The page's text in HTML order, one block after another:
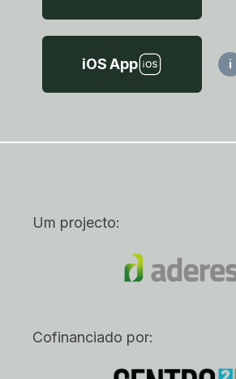
iOS App i
Um projecto:
Cofinanciado por: